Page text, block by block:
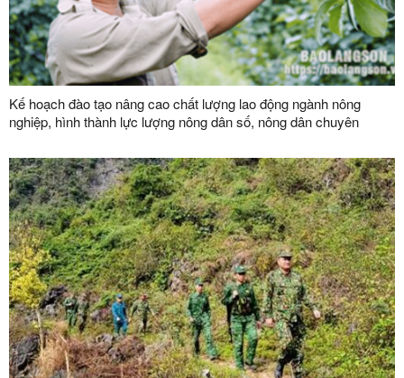
Kế hoạch đào tạo nâng cao chất lượng lao động ngành nông
nghiệp, hình thành lực lượng nông dân số, nông dân chuyên
năm 2026